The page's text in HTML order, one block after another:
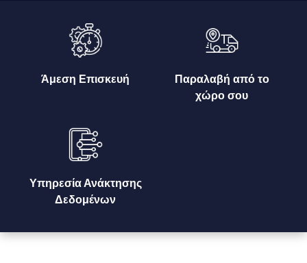
Άμεση Επισκευή
Παραλαβή από το
χώρο σου
Υπηρεσία Ανάκτησης
Δεδομένων